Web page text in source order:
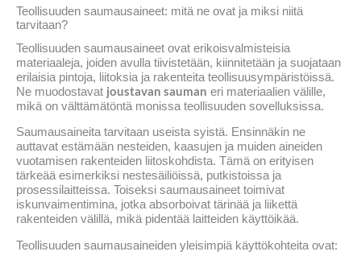
Teollisuuden saumausaineet: mitä ne ovat ja miksi niitä
tarvitaan?
Teollisuuden saumausaineet ovat erikoisvalmisteisia
materiaaleja, joiden avulla tiivistetään, kiinnitetään ja suojataan
erilaisia pintoja, liitoksia ja rakenteita teollisuusympäristöissä.
Ne muodostavat joustavan sauman eri materiaalien välille,
mikä on välttämätöntä monissa teollisuuden sovelluksissa.
Saumausaineita tarvitaan useista syistä. Ensinnäkin ne
auttavat estämään nesteiden, kaasujen ja muiden aineiden
vuotamisen rakenteiden liitoskohdista. Tämä on erityisen
tärkeää esimerkiksi nestesäiliöissä, putkistoissa ja
prosessilaitteissa. Toiseksi saumausaineet toimivat
iskunvaimentimina, jotka absorboivat tärinää ja liikettä
rakenteiden välillä, mikä pidentää laitteiden käyttöikää.
Teollisuuden saumausaineiden yleisimpiä käyttökohteita ovat: